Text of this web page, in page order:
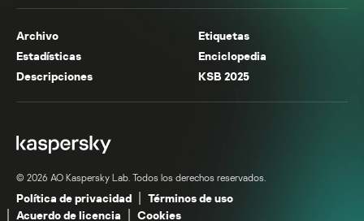
Archivo
Etiquetas
Estadísticas
Enciclopedia
Descripciones
KSB 2025
© 2026 AO Kaspersky Lab. Todos los derechos reservados.
Política de privacidad
Términos de uso
Acuerdo de licencia
Cookies